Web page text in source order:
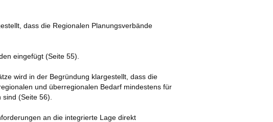
dass die Regionalen Planungsverbände
eingefügt (Seite 55).
wird in der Begründung klargestellt, dass die
und überregionalen Bedarf mindestens für
(Seite 56).
an die integrierte Lage direkt